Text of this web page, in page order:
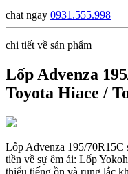
chat ngay 0931.555.998
chi tiết về sản phẩm
Lốp Advenza
Toyota Hiace /
Lốp Advenza 195/
tiền về sự êm ái: Lốp
thiểu tiếng ồn và rung lắc